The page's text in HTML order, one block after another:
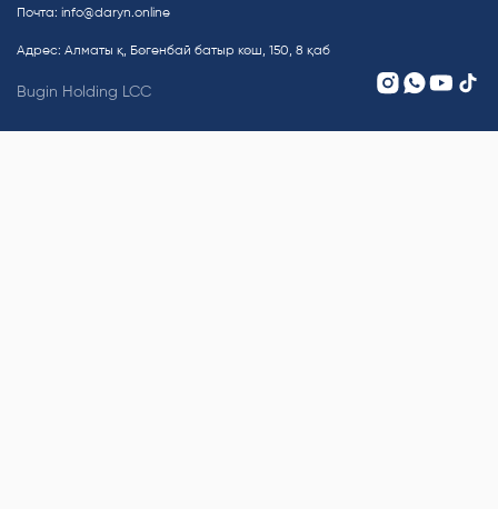
Почта: info@daryn.online
Адрес: Алматы қ, Бөгенбай батыр көш, 150, 8 қаб
Bugin Holding LCC